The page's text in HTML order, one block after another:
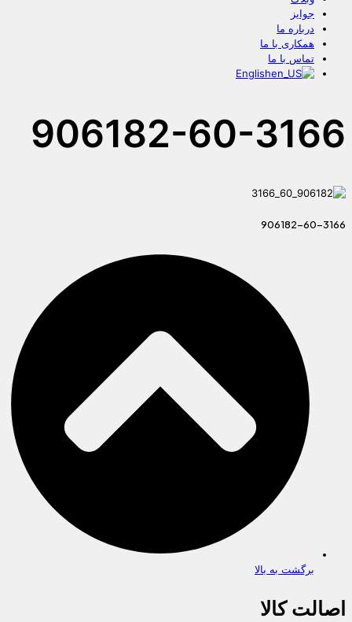
جوایز
درباره ما
همکاری با ما
تماس با ما
English
906182-60-3166
906182-60-3166
برگشت به بالا
اصالت کالا